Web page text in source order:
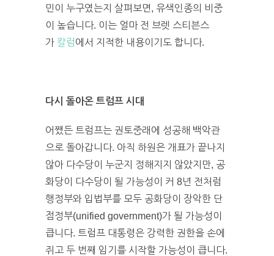
민이 누구였는지 살펴보면, 유색인종의 비중
이 높습니다. 이는 얼마 전 브렛 스티븐스
가 칼럼에서 지적한 내용이기도 합니다.
다시 돌아온 트럼프 시대
어쨌든 트럼프는 권토중래에 성공해 백악관
으로 돌아갑니다. 아직 하원은 개표가 끝나지
않아 다수당이 누군지 정해지지 않았지만, 공
화당이 다수당이 될 가능성이 커 8년 전처럼
행정부와 입법부를 모두 공화당이 장악한 단
점정부(unified government)가 될 가능성이
큽니다. 트럼프 대통령은 강력한 권한을 손에
쥐고 두 번째 임기를 시작할 가능성이 큽니다.